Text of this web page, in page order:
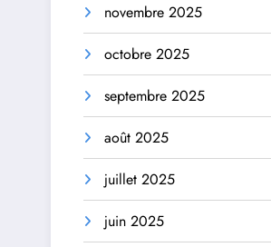
novembre 2025
octobre 2025
septembre 2025
août 2025
juillet 2025
juin 2025